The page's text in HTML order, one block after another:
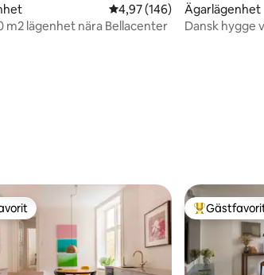
4,97 av 5 i genomsnittligt
4,97 (146)
m2 lägenhet nära Bellacenter
Ägarlägenhet
Dansk hygge
Populär